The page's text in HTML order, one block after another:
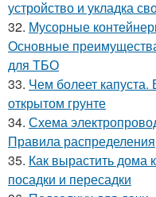
устройство и укладка
32. Мусорные
Основные
для ТБО
33. Чем болеет
открытом грунте
34. Схема
Правила распределения
35. Как вырастить дома
посадки и пересадки